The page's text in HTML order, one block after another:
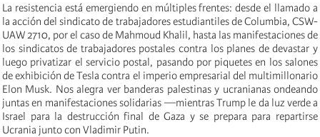
La resistencia está emergiendo en múltiples frentes: desde el llamado a
la acción del sindicato de trabajadores estudiantiles de Columbia, CSW-
UAW 2710, por el caso de Mahmoud Khalil, hasta las manifestaciones de
los sindicatos de trabajadores postales contra los planes de devastar y
luego privatizar el servicio postal, pasando por piquetes en los salones
de exhibición de Tesla contra el imperio empresarial del multimillonario
Elon Musk. Nos alegra ver banderas palestinas y ucranianas ondeando
juntas en manifestaciones solidarias —mientras Trump le da luz verde a
Israel para la destrucción final de Gaza y se prepara para repartirse
Ucrania junto con Vladimir Putin.